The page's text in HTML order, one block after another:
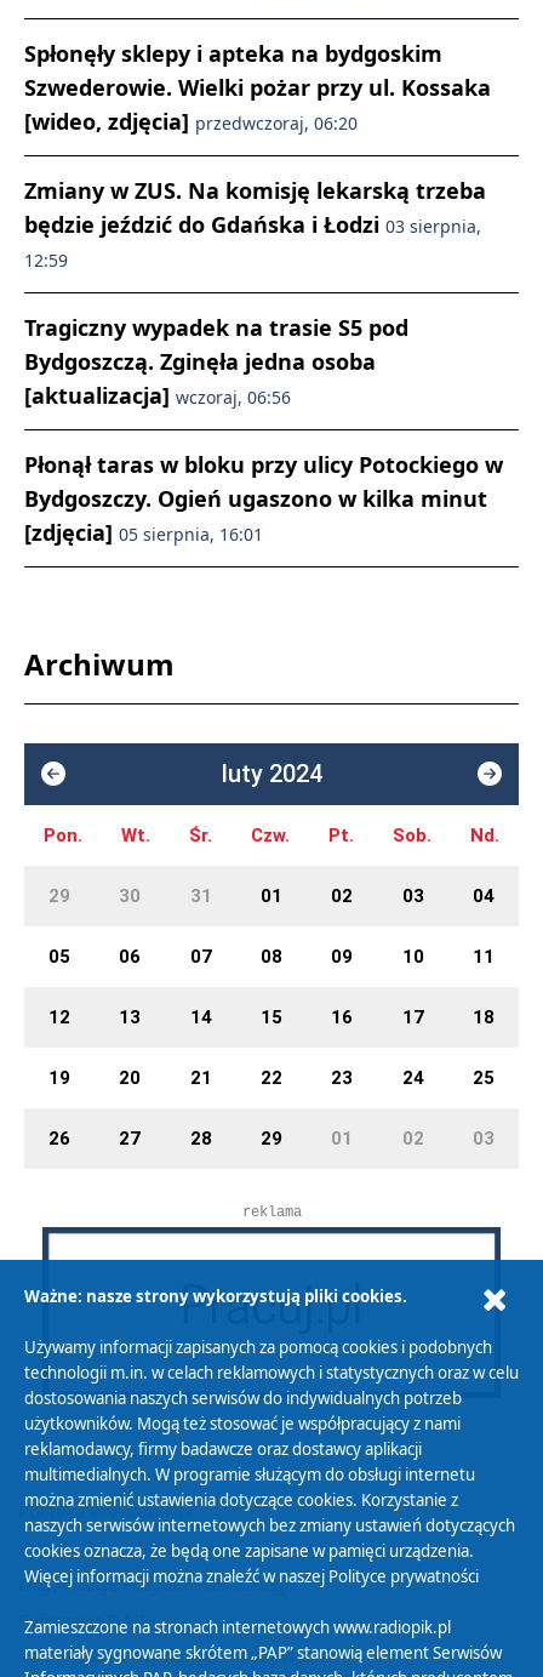
Spłonęły sklepy i apteka na bydgoskim
Szwederowie. Wielki pożar przy ul. Kossaka
[wideo, zdjęcia] przedwczoraj, 06:20
Zmiany w ZUS. Na komisję lekarską trzeba
będzie jeździć do Gdańska i Łodzi 03 sierpnia,
12:59
Tragiczny wypadek na trasie S5 pod
Bydgoszczą. Zginęła jedna osoba
[aktualizacja] wczoraj, 06:56
Płonął taras w bloku przy ulicy Potockiego w
Bydgoszczy. Ogień ugaszono w kilka minut
[zdjęcia] 05 sierpnia, 16:01
Archiwum
luty 2024
Pon. Wt. Śr. Czw. Pt. Sob. Nd.
29 30 31 01 02 03 04
05 06 07 08 09 10 11
12 13 14 15 16 17 18
19 20 21 22 23 24 25
26 27 28 29 01 02 03
reklama
Polityka Prywatności
Zasady korzystania z Serwisu
Organizacje Pożytku Publicznego
Cyfryzacja DAB+
Polityka ochrony danych osobowych
Ważne: nasze strony wykorzystują pliki cookies.
Używamy informacji zapisanych za pomocą cookies i podobnych
technologii m.in. w celach reklamowych i statystycznych oraz w celu
dostosowania naszych serwisów do indywidualnych potrzeb
użytkowników. Mogą też stosować je współpracujący z nami
reklamodawcy, firmy badawcze oraz dostawcy aplikacji
multimedialnych. W programie służącym do obsługi internetu
można zmienić ustawienia dotyczące cookies. Korzystanie z
naszych serwisów internetowych bez zmiany ustawień dotyczących
cookies oznacza, że będą one zapisane w pamięci urządzenia.
Więcej informacji można znaleźć w naszej Polityce prywatności
Zamieszczone na stronach internetowych www.radiopik.pl
materiały sygnowane skrótem „PAP” stanowią element Serwisów